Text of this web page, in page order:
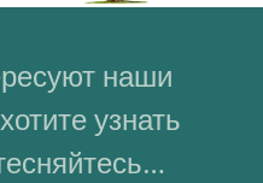
наши
узнать